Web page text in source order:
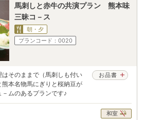
馬刺しと赤牛の共演プラン 熊本味
三昧コ－ス
朝・夕
プランコード： 0020
そのままで（馬刺しも付い
本名物馬にぎりと桜納豆が
ムのあるプランです♪
お品書
和室